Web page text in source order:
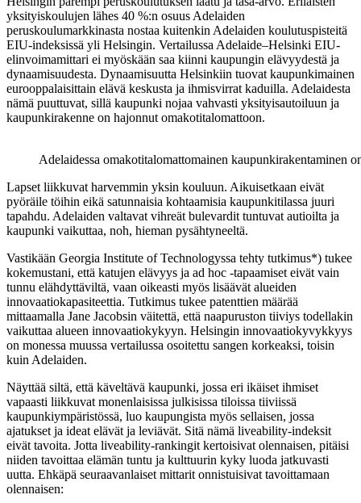
yksityiskoulujen lähes 40 %:n osuus Adelaiden
peruskoulumarkkinasta nostaa kuitenkin Adelaiden koulutuspisteitä
EIU-indeksissä yli Helsingin. Vertailussa Adelaide–Helsinki EIU-
elinvoimamittari ei myöskään saa kiinni kaupungin elävyydestä ja
dynaamisuudesta. Dynaamisuutta Helsinkiin tuovat kaupunkimainen
eurooppalaisittain elävä keskusta ja ihmisvirrat kaduilla. Adelaidesta
nämä puuttuvat, sillä kaupunki nojaa vahvasti yksityisautoiluun ja
kaupunkirakenne on hajonnut omakotitalomattoon.
Adelaidessa omakotitalomattomainen kaupunkirakentaminen
Lapset liikkuvat harvemmin yksin kouluun. Aikuisetkaan eivät
pyöräile töihin eikä satunnaisia kohtaamisia kaupunkitilassa juuri
tapahdu. Adelaiden valtavat vihreät bulevardit tuntuvat autioilta ja
kaupunki vaikuttaa, noh, hieman pysähtyneeltä.
Vastikään Georgia Institute of Technologyssa tehty tutkimus*) tukee
kokemustani, että katujen elävyys ja ad hoc -tapaamiset eivät vain
tunnu elähdyttäviltä, vaan oikeasti myös lisäävät alueiden
innovaatiokapasiteettia. Tutkimus tukee patenttien määrää
mittaamalla Jane Jacobsin väitettä, että naapuruston tiiviys todellakin
vaikuttaa alueen innovaatiokykyyn. Helsingin innovaatiokyvykkyys
on monessa muussa vertailussa osoitettu sangen korkeaksi, toisin
kuin Adelaiden.
Näyttää siltä, että käveltävä kaupunki, jossa eri ikäiset ihmiset
vapaasti liikkuvat monenlaisissa julkisissa tiloissa tiiviissä
kaupunkiympäristössä, luo kaupungista myös sellaisen, jossa
ajatukset ja ideat elävät ja leviävät. Sitä nämä liveability-indeksit
eivät tavoita. Jotta liveability-rankingit kertoisivat olennaisen, pitäisi
niiden tavoittaa elämän tuntu ja kulttuurin kyky luoda jatkuvasti
uutta. Ehkäpä seuraavanlaiset mittarit onnistuisivat tavoittamaan
olennaisen: